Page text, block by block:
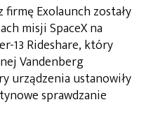
Exolaunch zostały
misji SpaceX na
13 Rideshare, który
Vandenberg
urządzenia ustanowiły
sprawdzanie